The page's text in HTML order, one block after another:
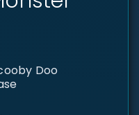
Doo